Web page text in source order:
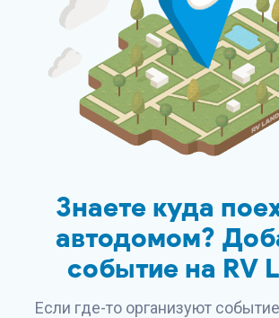
Знаете куда
автодомом?
событие на RV
Если где-то организуют